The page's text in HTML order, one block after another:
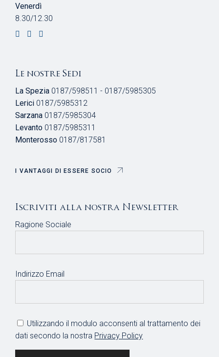
Venerdì
8.30/12.30
Le nostre Sedi
La Spezia 0187/598511 - 0187/5985305
Lerici 0187/5985312
Sarzana 0187/5985304
Levanto 0187/5985311
Monterosso 0187/817581
I VANTAGGI DI ESSERE SOCIO
Iscriviti alla nostra Newsletter
Ragione Sociale
Indirizzo Email
Utilizzando il modulo acconsenti al trattamento dei
dati secondo la nostra Privacy Policy